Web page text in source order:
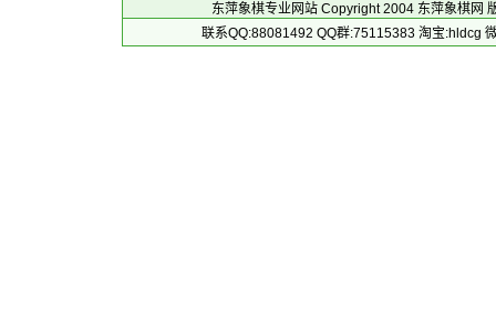
东萍象棋专业网站 Copyright 2004 东萍象棋网
联系QQ:88081492 QQ群:75115383 淘宝:hldcg